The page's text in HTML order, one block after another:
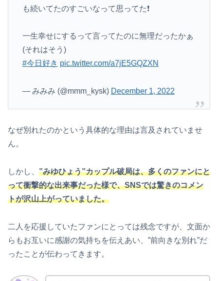
も続いてたのすごいなって思ってた❗️
一生幸せにするって言ってたのに無理だったかぁ
(それはそう)
#今日好き pic.twitter.com/a7jE5GQZXN
— みみみ (@mmm_kysk) December 1, 2022
なぜ別れたのかという具体的な理由は言及されていませ
ん。
しかし、 ”みゆひょう”カップル破局は、多くのファンにと
って衝撃的な出来事だった様で、SNSでは驚きのコメン
トが沢山上がっていました。
二人を応援していたファンにとっては残念ですが、文面か
らもお互いに感謝の気持ちを伝えあい、”前向きな別れ”だ
ったことが伝わってきます。